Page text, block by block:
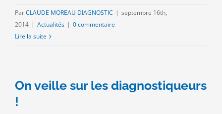
ParCLAUDE MOREAU DIAGNOSTIC | septembre 16th,
2014 | Actualités | 0 commentaire
Lire la suite
On veille sur les diagnostiqueurs
!